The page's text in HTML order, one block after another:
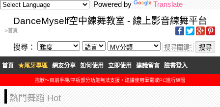
Powered by Translate
DanceMyself空中練舞教室 - 線上影音練舞平台
>首頁
搜尋：
首頁 ★尾牙專區 網友分享 如何使用 立即使用 建議留言 臉書登入
抱歉～目前手機/平板部分功能無法支援，建議使用筆電或PC進行練習
熱門舞蹈 Hot